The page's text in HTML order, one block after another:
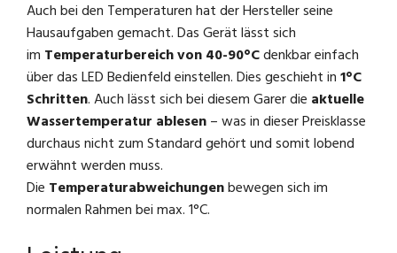
Auch bei den Temperaturen hat der Hersteller seine
Hausaufgaben gemacht. Das Gerät lässt sich
im Temperaturbereich von 40-90°Cdenkbar einfach
über das LED Bedienfeld einstellen. Dies geschieht in 1°C
Schritten. Auch lässt sich bei diesem Garer die aktuelle
Wassertemperatur ablesen – was in dieser Preisklasse
durchaus nicht zum Standard gehört und somit lobend
erwähnt werden muss.
Die Temperaturabweichungenbewegen sich im
normalen Rahmen bei max. 1°C.